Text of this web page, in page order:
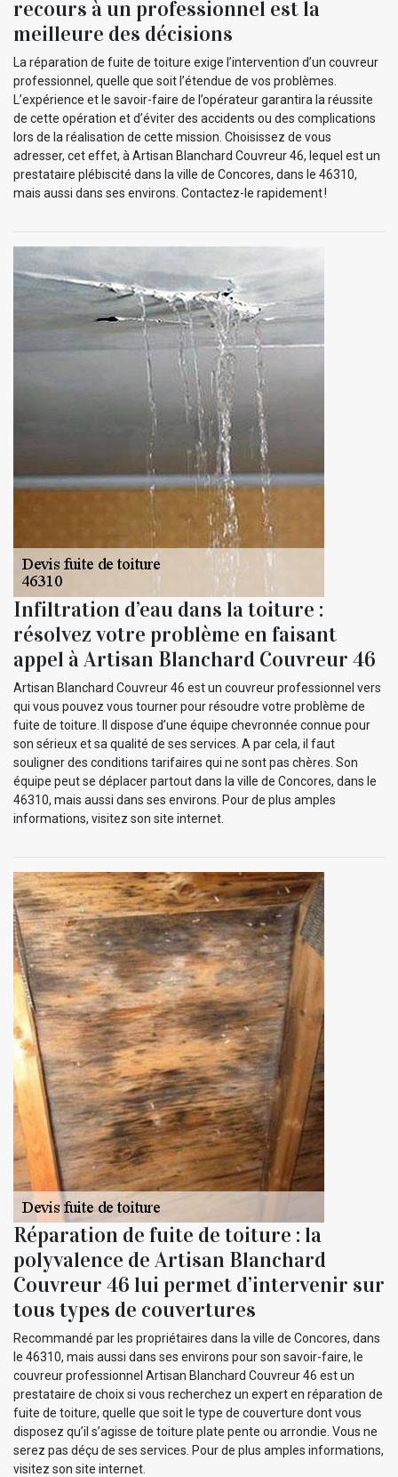
recours à un professionnel est la
meilleure des décisions
La réparation de fuite de toiture exige l’intervention d’un couvreur
professionnel, quelle que soit l’étendue de vos problèmes.
L’expérience et le savoir-faire de l’opérateur garantira la réussite
de cette opération et d’éviter des accidents ou des complications
lors de la réalisation de cette mission. Choisissez de vous
adresser, cet effet, à Artisan Blanchard Couvreur 46, lequel est un
prestataire plébiscité dans la ville de Concores, dans le 46310,
mais aussi dans ses environs. Contactez-le rapidement !
Infiltration d’eau dans la toiture :
résolvez votre problème en faisant
appel à Artisan Blanchard Couvreur 46
Artisan Blanchard Couvreur 46 est un couvreur professionnel vers
qui vous pouvez vous tourner pour résoudre votre problème de
fuite de toiture. Il dispose d’une équipe chevronnée connue pour
son sérieux et sa qualité de ses services. A par cela, il faut
souligner des conditions tarifaires qui ne sont pas chères. Son
équipe peut se déplacer partout dans la ville de Concores, dans le
46310, mais aussi dans ses environs. Pour de plus amples
informations, visitez son site internet.
Réparation de fuite de toiture : la
polyvalence de Artisan Blanchard
Couvreur 46 lui permet d’intervenir sur
tous types de couvertures
Recommandé par les propriétaires dans la ville de Concores, dans
le 46310, mais aussi dans ses environs pour son savoir-faire, le
couvreur professionnel Artisan Blanchard Couvreur 46 est un
prestataire de choix si vous recherchez un expert en réparation de
fuite de toiture, quelle que soit le type de couverture dont vous
disposez qu’il s’agisse de toiture plate pente ou arrondie. Vous ne
serez pas déçu de ses services. Pour de plus amples informations,
visitez son site internet.